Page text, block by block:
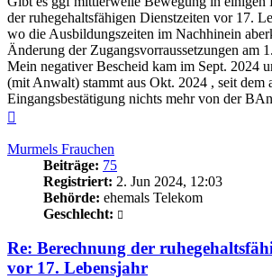
der ruhegehaltsfähigen Dienstzeiten vor 17.
wo die Ausbildungszeiten im Nachhinein
Änderung der Zugangsvorraussetzungen am
Mein negativer Bescheid kam im Sept. 2024
(mit Anwalt) stammt aus Okt. 2024 , seit dem
Eingangsbestätigung nichts mehr von der
Murmels Frauchen
Beiträge: 75
Registriert: 2. Jun 2024, 12:03
Behörde: ehemals Telekom
Geschlecht:
Re: Berechnung der
vor 17. Lebensjahr